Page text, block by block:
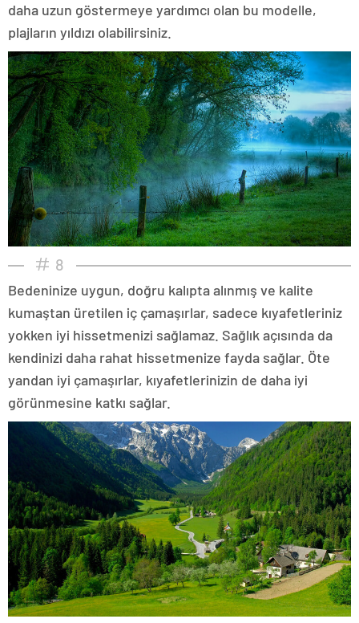
daha uzun göstermeye yardımcı olan bu modelle,
plajların yıldızı olabilirsiniz.
8
Bedeninize uygun, doğru kalıpta alınmış ve kalite
kumaştan üretilen iç çamaşırlar, sadece kıyafetleriniz
yokken iyi hissetmenizi sağlamaz. Sağlık açısında da
kendinizi daha rahat hissetmenize fayda sağlar. Öte
yandan iyi çamaşırlar, kıyafetlerinizin de daha iyi
görünmesine katkı sağlar.